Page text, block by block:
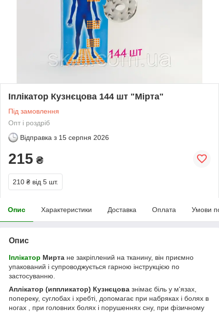
Іплікатор Кузнєцова 144 шт "Мірта"
Під замовлення
Опт і роздріб
Відправка з 15 серпня 2026
215 ₴
210 ₴ від 5 шт.
Опис Характеристики Доставка Оплата Умови
Опис
Іплікатор Мирта не закріплений на тканину, він приємно
упакований і супроводжується гарною інструкцією по
застосуванню.
Аплікатор (иппликатор) Кузнєцова знімає біль у м'язах,
попереку, суглобах і хребті, допомагає при набряках і болях в
ногах , при головних болях і порушеннях сну, при фізичному